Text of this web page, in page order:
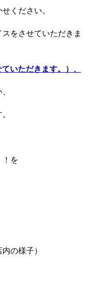
ください。
をさせていただきま
いただきます。）、
！を
内の様子）